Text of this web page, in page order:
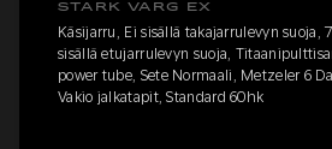
STARK VARG EX
Käsijarru, Ei sisällä takajarrulevyn suoja,
sisällä etujarrulevyn suoja,
power tube, Sete Normaali, Metzeler 6
Vakio jalkatapit, Standard 60hk